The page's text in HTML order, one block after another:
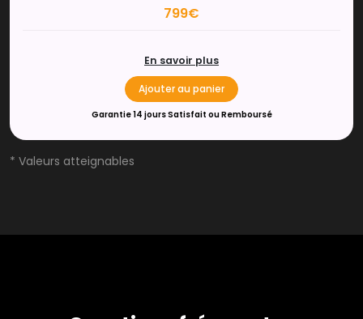
799€
En savoir plus
Ajouter au panier
Garantie 14 jours Satisfait ou Remboursé
* Valeurs atteignables